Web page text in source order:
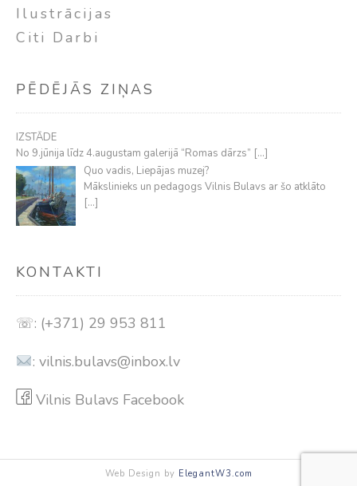
Ilustrācijas
Citi Darbi
PĒDĒJĀS ZIŅAS
IZSTĀDE
No 9.jūnija līdz 4.augustam galerijā “Romas dārzs” […]
Quo vadis, Liepājas muzej?
Mākslinieks un pedagogs Vilnis Bulavs ar šo atklāto
[…]
KONTAKTI
☏: (+371) 29 953 811
: vilnis.bulavs@inbox.lv
Vilnis Bulavs Facebook
Web Design by ElegantW3.com